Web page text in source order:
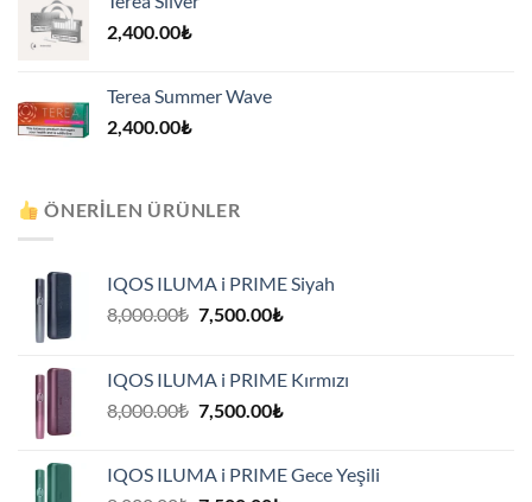
2,400.00₺
Terea Summer Wave
2,400.00₺
ÖNERILEN ÜRÜNLER
IQOS ILUMA i PRIME Siyah
8,000.00₺ Orijinal
7,500.00₺Şu
7,500.00₺.
IQOS ILUMA i PRIME Kırmızı
8,000.00₺ Orijinal
7,500.00₺Şu
7,500.00₺.
IQOS ILUMA i PRIME Gece Yeşili